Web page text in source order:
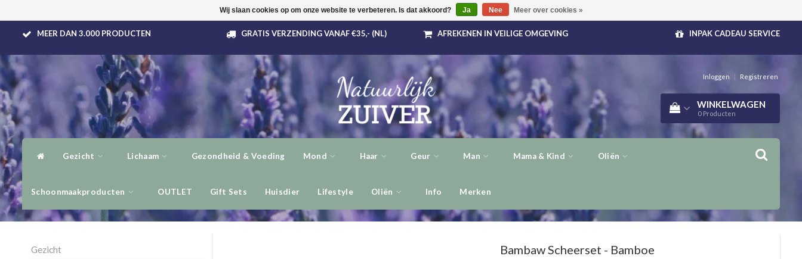
MEER DAN 3.000 PRODUCTEN GRATIS VERZENDING VANAF €35,- (NL) AFREKENEN IN VEILIGE OMGEVING INPAK CADEAU SERVICE
Inloggen | Registreren
WINKELWAGEN
0 Producten
Gezicht Lichaam Gezondheid & Voeding Mond Haar Geur Man Mama & Kind Oliën
Schoonmaakproducten OUTLET Gift Sets Huisdier Lifestyle Oliën Info Merken
Gezicht
BambawScheerset - Bamboe
Wij slaan cookies op om onze website te verbeteren. Is dat akkoord? Ja Nee Meer over cookies »